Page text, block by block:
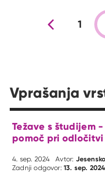
Prejšnja stran
1
Vprašanja
Težave s študijem
pomoč pri odločitvi
4. sep. 2024 Avtor: Jesensko
Zadnji odgovor:13. sep. 2024